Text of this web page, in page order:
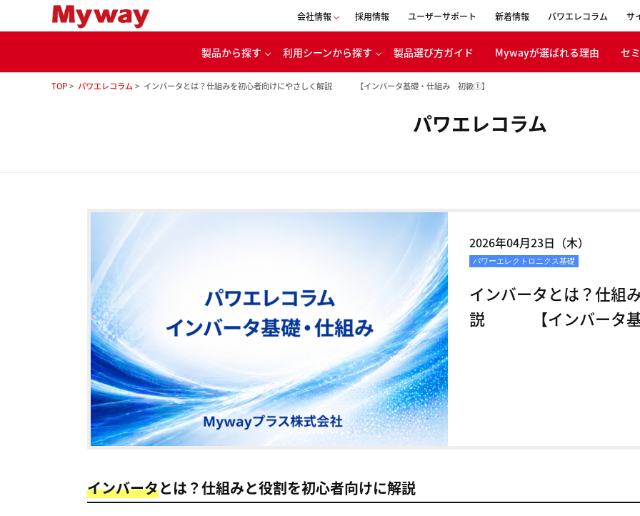
会社情報
会社概要
採用情報 ユーザーサポート 新着情報 パワエレコラム サ
製品から探す 利用シーンから探す 製品選び方ガイド Mywayが選ばれる理由 セ
TOP パワエレコラム インバータとは？仕組みを初心者向けにやさしく解説 【インバータ基礎・仕組み 初級①】
パワエレコラム
2026年04月23日（木）
パワーエレクトロニクス基礎
インバータとは？仕組
説 【インバータ基
インバータとは？仕組みと役割を初心者向けに解説